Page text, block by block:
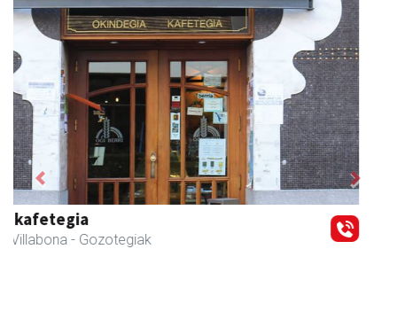
Arindu fisioterapia eta osteopatia
Amasa-Villabona - Fisioterapia
Previous Next